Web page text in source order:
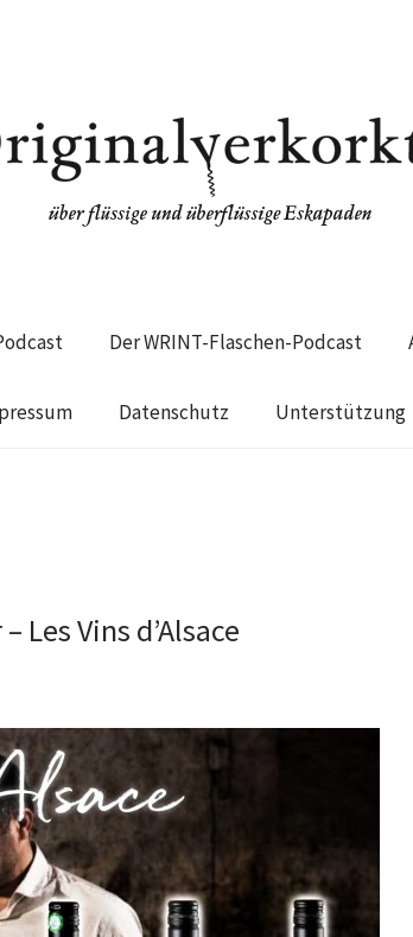
Der WRINT-Flaschen-Podcast
Datenschutz Unterstützung
Les Vins d’Alsace